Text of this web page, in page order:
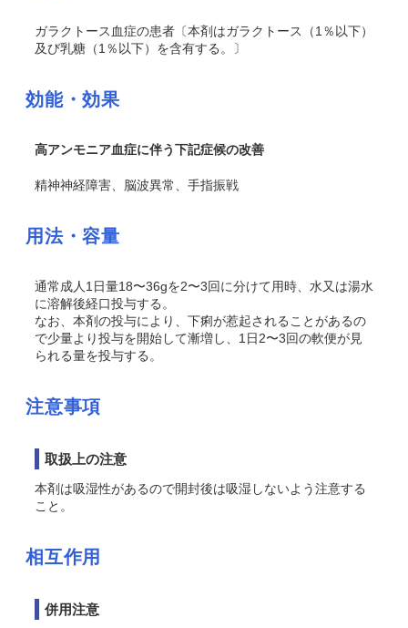
ガラクトース血症の患者〔本剤はガラクトース（1％以下）
及び乳糖（1％以下）を含有する。〕
効能・効果
高アンモニア血症に伴う下記症候の改善
精神神経障害、脳波異常、手指振戦
用法・容量
通常成人1日量18〜36gを2〜3回に分けて用時、水又は湯水
に溶解後経口投与する。
なお、本剤の投与により、下痢が惹起されることがあるの
で少量より投与を開始して漸増し、1日2〜3回の軟便が見
られる量を投与する。
注意事項
取扱上の注意
本剤は吸湿性があるので開封後は吸湿しないよう注意する
こと。
相互作用
併用注意